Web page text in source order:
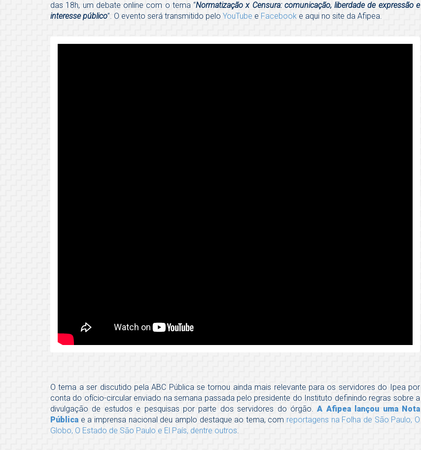
das 18h, um debate online com o tema “Normatização x Censura: comunicação, liberdade de expressão e
interesse público”. O evento será transmitido pelo YouTube e Facebook e aqui no site da Afipea.
O tema a ser discutido pela ABC Pública se tornou ainda mais relevante para os servidores do Ipea por
conta do ofício-circular enviado na semana passada pelo presidente do Instituto definindo regras sobre a
divulgação de estudos e pesquisas por parte dos servidores do órgão. A Afipea lançou uma Nota
Pública e a imprensa nacional deu amplo destaque ao tema, com reportagens na Folha de São Paulo, O
Globo, O Estado de São Paulo e El País, dentre outros.